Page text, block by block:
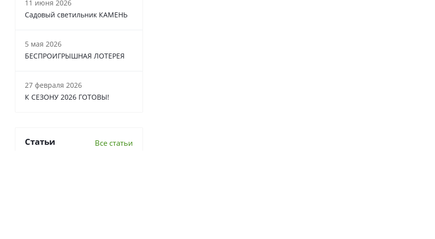
11 июня 2026
Садовый светильник КАМЕНЬ
5 мая 2026
БЕСПРОИГРЫШНАЯ ЛОТЕРЕЯ
27 февраля 2026
К СЕЗОНУ 2026 ГОТОВЫ!
Статьи Все статьи